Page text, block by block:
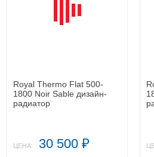
Royal Thermo Flat 500-
1800 Noir Sable дизайн-
радиатор
ЦЕНА: 30 500 ₽